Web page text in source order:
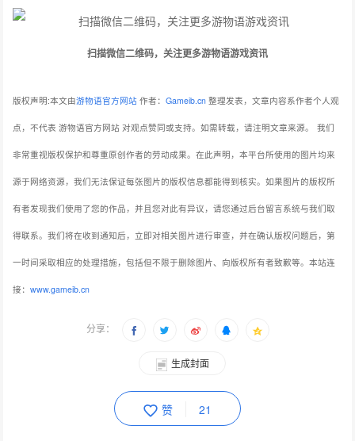
扫描微信二维码，关注更多游物语游戏资讯
版权声明:本文由游物语官方网站 作者：Gameib.cn 整理发表，文章内容系作者个人观
点，不代表 游物语官方网站 对观点赞同或支持。如需转载，请注明文章来源。 我们
非常重视版权保护和尊重原创作者的劳动成果。在此声明，本平台所使用的图片均来
源于网络资源，我们无法保证每张图片的版权信息都能得到核实。如果图片的版权所
有者发现我们使用了您的作品，并且您对此有异议，请您通过后台留言系统与我们取
得联系。我们将在收到通知后，立即对相关图片进行审查，并在确认版权问题后，第
一时间采取相应的处理措施，包括但不限于删除图片、向版权所有者致歉等。本站连
接：www.gameib.cn
分享：
生成封面
赞 21